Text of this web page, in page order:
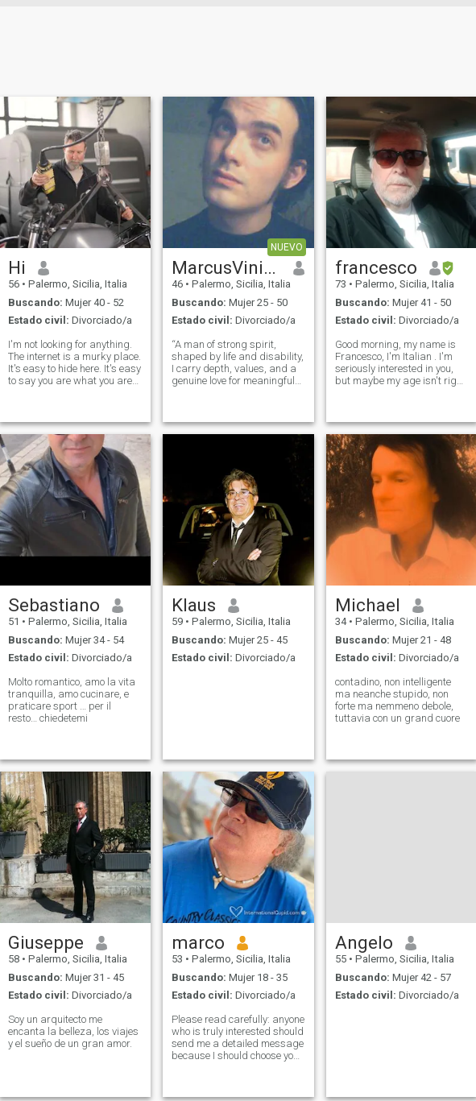
Hi
56 • Palermo, Sicilia, Italia
Buscando: Mujer 40 - 52
Estado civil: Divorciado/a
I'm not looking for anything.
The internet is a murky place.
It's easy to hide here. It's easy
to say you are what you are
to buy porn pictures. It's not
easy at
NUEVO
MarcusViniciusInvictus
46 • Palermo, Sicilia, Italia
Buscando: Mujer 25 - 50
Estado civil: Divorciado/a
“A man of strong spirit,
shaped by life and disability,
I carry depth, values, and a
genuine love for meaningful
Latina women — feminine,
francesco
73 • Palermo, Sicilia, Italia
Buscando: Mujer 41 - 50
Estado civil: Divorciado/a
Good morning, my name is
Francesco, I'm Italian . I'm
seriously interested in you,
but maybe my age isn't right
friends if you want.J'aime les
gens clairs et honnê
Sebastiano
51 • Palermo, Sicilia, Italia
Buscando: Mujer 34 - 54
Estado civil: Divorciado/a
Molto romantico, amo la vita
tranquilla, amo cucinare, e
praticare sport … per il
resto… chiedetemi
Klaus
59 • Palermo, Sicilia, Italia
Buscando: Mujer 25 - 45
Estado civil: Divorciado/a
Michael
34 • Palermo, Sicilia, Italia
Buscando: Mujer 21 - 48
Estado civil: Divorciado/a
contadino, non intelligente
ma neanche stupido, non
forte ma nemmeno debole,
tuttavia con un grand cuore
Giuseppe
58 • Palermo, Sicilia, Italia
Buscando: Mujer 31 - 45
Estado civil: Divorciado/a
Soy un arquitecto me
encanta la belleza, los viajes
y el sueño de un gran amor.
marco
53 • Palermo, Sicilia, Italia
Buscando: Mujer 18 - 35
Estado civil: Divorciado/a
Please read carefully: anyone
who is truly interested should
send me a detailed message
because I should choose you
Angelo
55 • Palermo, Sicilia, Italia
Buscando: Mujer 42 - 57
Estado civil: Divorciado/a